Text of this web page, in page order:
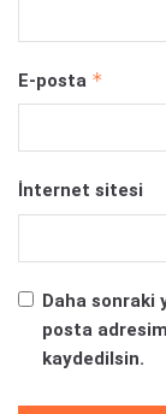
E-posta *
İnternet sitesi
Daha sonraki
posta
kaydedilsin.